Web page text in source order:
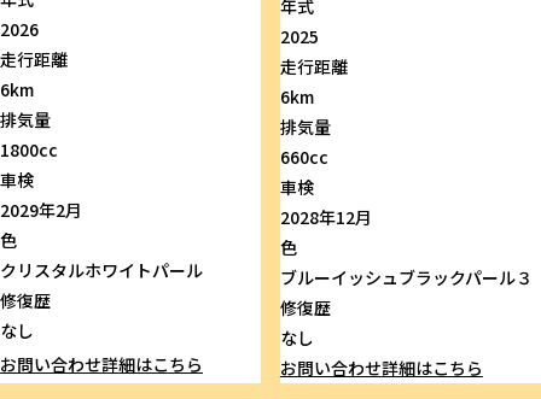
2026
走行距離
6km
排気量
1800cc
車検
2029年2月
色
クリスタルホワイトパール
修復歴
なし
お問い合わせ詳細はこちら
年式
2025
走行距離
6km
排気量
660cc
車検
2028年12月
色
ブルーイッシュブラックパール３
修復歴
なし
お問い合わせ詳細はこちら